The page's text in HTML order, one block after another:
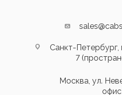
Санкт-
7
Москва, ул.
офис